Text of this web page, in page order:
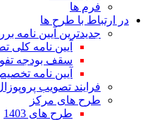
فرم ها
در ارتباط با طرح ها
جدیدترین آیین نامه
آیین نامه
سقف بودجه
آیین نامه
فرایند تصویب پروپوزال
طرح های مرکز
طرح های 1403